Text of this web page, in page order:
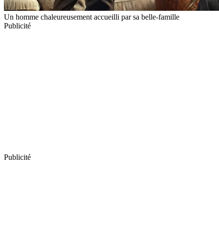
Un homme chaleureusement accueilli par sa belle-famille
Publicité
Publicité